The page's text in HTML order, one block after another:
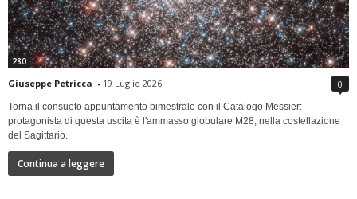
280
Giuseppe Petricca - 19 Luglio 2026 0
Torna il consueto appuntamento bimestrale con il Catalogo Messier:
protagonista di questa uscita è l'ammasso globulare M28, nella costellazione
del Sagittario.
Continua a leggere